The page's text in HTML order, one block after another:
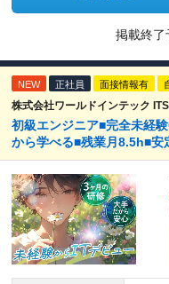
掲載終了
NEW 正社員 面接情報有
株式会社ワールドインテック
初級エンジニア■完全未経
から学べる■残業月8.5h■安